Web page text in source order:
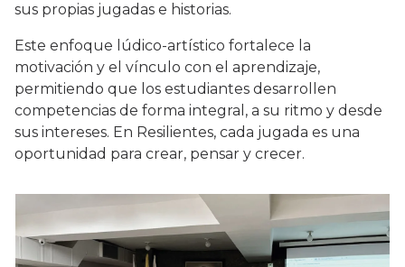
sus propias jugadas e historias.
Este enfoque lúdico-artístico fortalece la
motivación y el vínculo con el aprendizaje,
permitiendo que los estudiantes desarrollen
competencias de forma integral, a su ritmo y desde
sus intereses. En Resilientes, cada jugada es una
oportunidad para crear, pensar y crecer.